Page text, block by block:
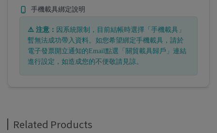
手機載具綁定說明
⚠️ 注意： 因系統限制，目前結帳時選擇「手機載具」
暫無法成功帶入資料。如您希望綁定手機載具，請於
電子發票開立通知的Email點選「關貿載具歸戶」連結
進行設定，如造成您的不便敬請見諒。
Related Products